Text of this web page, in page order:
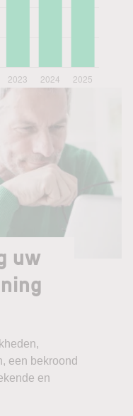
uw
een bekroond
en